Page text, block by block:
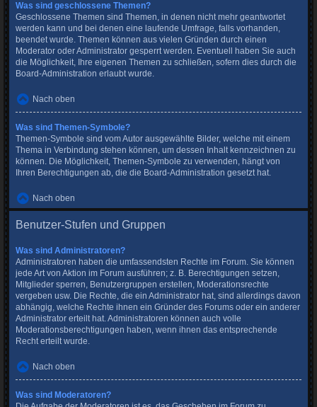
Was sind geschlossene Themen?
Geschlossene Themen sind Themen, in denen nicht mehr geantwortet
werden kann und bei denen eine laufende Umfrage, falls vorhanden,
beendet wurde. Themen können aus vielen Gründen durch einen
Moderator oder Administrator gesperrt werden. Eventuell haben Sie auch
die Möglichkeit, Ihre eigenen Themen zu schließen, sofern dies durch die
Board-Administration erlaubt wurde.
Nach oben
Was sind Themen-Symbole?
Themen-Symbole sind vom Autor ausgewählte Bilder, welche mit einem
Thema in Verbindung stehen können, um dessen Inhalt kennzeichnen zu
können. Die Möglichkeit, Themen-Symbole zu verwenden, hängt von
Ihren Berechtigungen ab, die die Board-Administration gesetzt hat.
Nach oben
Benutzer-Stufen und Gruppen
Was sind Administratoren?
Administratoren haben die umfassendsten Rechte im Forum. Sie können
jede Art von Aktion im Forum ausführen; z. B. Berechtigungen setzen,
Mitglieder sperren, Benutzergruppen erstellen, Moderationsrechte
vergeben usw. Die Rechte, die ein Administrator hat, sind allerdings davon
abhängig, welche Rechte ihnen ein Gründer des Forums oder ein anderer
Administrator erteilt hat. Administratoren können auch volle
Moderationsberechtigungen haben, wenn ihnen das entsprechende
Recht erteilt wurde.
Nach oben
Was sind Moderatoren?